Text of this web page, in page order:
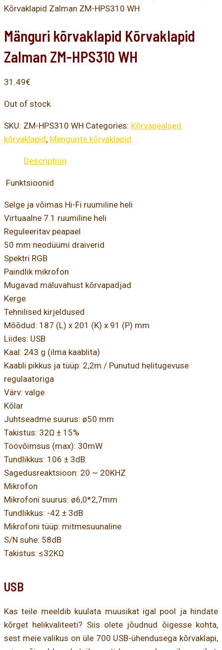
Kõrvaklapid Zalman ZM-HPS310 WH
Mänguri kõrvaklapid Kõrvaklapid
Zalman ZM-HPS310 WH
31.49€
Out of stock
SKU: ZM-HPS310 WH Categories: Kõrvapealsed
kõrvaklapid, Mängurite kõrvaklapid
Description
Funktsioonid
Selge ja võimas Hi-Fi ruumiline heli
Virtuaalne 7.1 ruumiline heli
Reguleeritav peapael
50 mm neodüümi draiverid
Spektri RGB
Paindlik mikrofon
Mugavad mäluvahust kõrvapadjad
Kerge
Tehnilised kirjeldused
Mõõdud: 187 (L) x 201 (K) x 91 (P) mm
Liides: USB
Kaal: 243 g (ilma kaablita)
Kaabli pikkus ja tüüp: 2,2m / Punutud helitugevuse
regulaatoriga
Värv: valge
Kõlar
Juhtseadme suurus: ø50 mm
Takistus: 32Ω ± 15%
Töövõimsus (max): 30mW
Tundlikkus: 106 ± 3dB
Sagedusreaktsioon: 20 ~ 20KHZ
Mikrofon
Mikrofoni suurus: ø6,0*2,7mm
Tundlikkus: -42 ± 3dB
Mikrofoni tüüp: mitmesuunaline
S/N suhe: 58dB
Takistus: ≤32KΩ
USB
Kas teile meeldib kuulata muusikat igal pool ja hindate
kõrget helikvaliteeti? Siis olete jõudnud õigesse kohta,
sest meie valikus on üle 700 USB-ühendusega kõrvaklapi,